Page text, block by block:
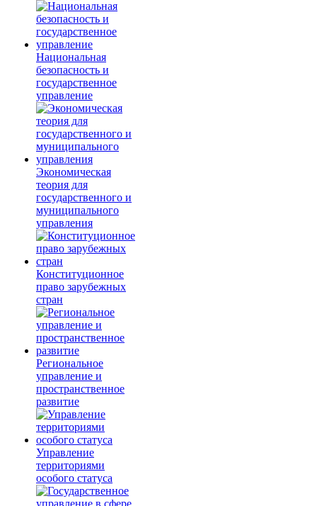
Национальная
безопасность и
государственное
управление
Экономическая
теория для
государственного и
муниципального
управления
Конституционное
право зарубежных
стран
Региональное
управление и
пространственное
развитие
Управление
территориями
особого статуса